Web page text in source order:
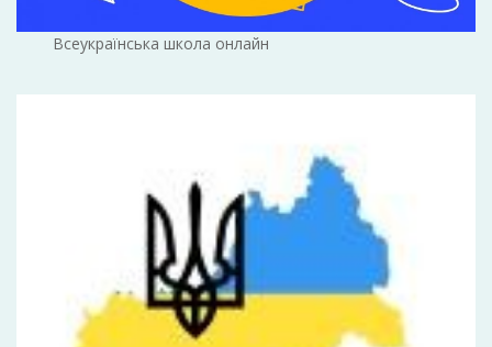
Всеукраїнська школа онлайн